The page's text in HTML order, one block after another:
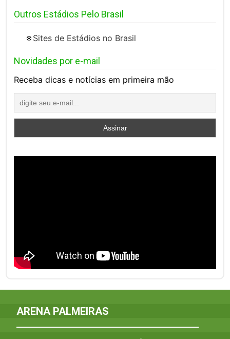
Outros Estádios Pelo Brasil
Sites de Estádios no Brasil
Novidades por e-mail
Receba dicas e notícias em primeira mão
ARENA PALMEIRAS